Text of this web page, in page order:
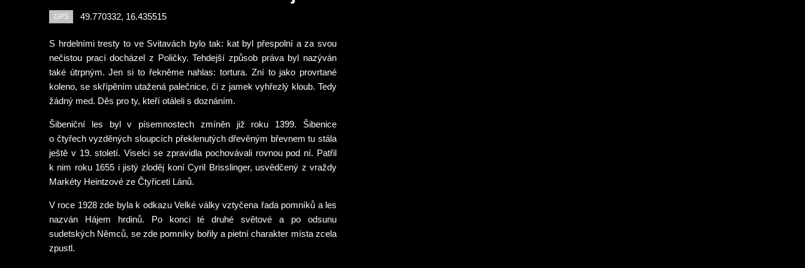
GPS 49.770332, 16.435515
S hrdelními tresty to ve Svitavách bylo tak: kat byl přespolní a za svou
nečistou prací docházel z Poličky. Tehdejší způsob práva byl nazýván
také útrpným. Jen si to řekněme nahlas: tortura. Zní to jako provrtané
koleno, se skřípěním utažená palečnice, či z jamek vyhřezlý kloub. Tedy
žádný med. Děs pro ty, kteří otáleli s doznáním.
Šibeniční les byl v písemnostech zmíněn již roku 1399. Šibenice
o čtyřech vyzděných sloupcích překlenutých dřevěným břevnem tu stála
ještě v 19. století. Viselci se zpravidla pochovávali rovnou pod ní. Patřil
k nim roku 1655 i jistý zloděj koní Cyril Brisslinger, usvědčený z vraždy
Markéty Heintzové ze Čtyřiceti Lánů.
V roce 1928 zde byla k odkazu Velké války vztyčena řada pomníků a les
nazván Hájem hrdinů. Po konci té druhé světové a po odsunu
sudetských Němců, se zde pomníky bořily a pietní charakter místa zcela
zpustl.